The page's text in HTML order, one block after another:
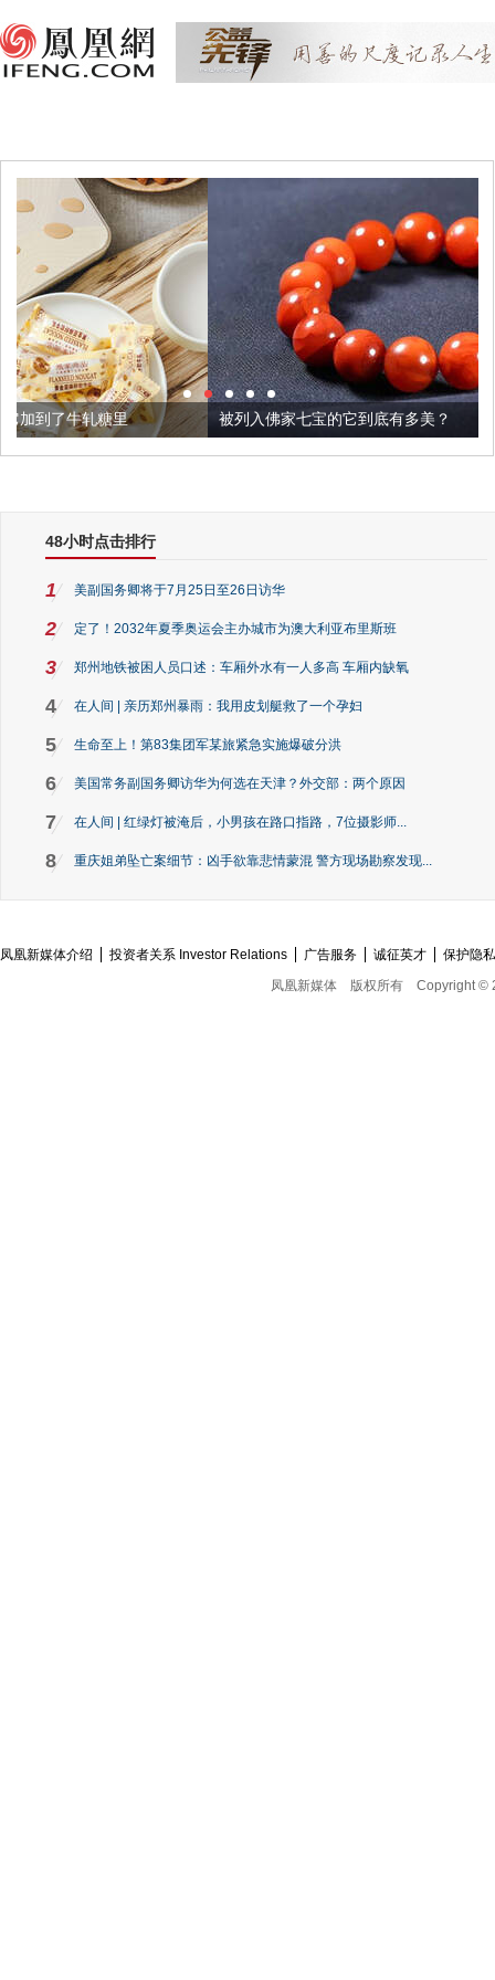
被列入佛家七宝的它到底有多美？
48小时点击排行
1 美副国务卿将于7月25日至26日访华
2 定了！2032年夏季奥运会主办城市为澳大利亚布里斯班
3 郑州地铁被困人员口述：车厢外水有一人多高 车厢内缺氧
4 在人间 | 亲历郑州暴雨：我用皮划艇救了一个孕妇
5 生命至上！第83集团军某旅紧急实施爆破分洪
6 美国常务副国务卿访华为何选在天津？外交部：两个原因
7 在人间 | 红绿灯被淹后，小男孩在路口指路，7位摄影师...
8 重庆姐弟坠亡案细节：凶手欲靠悲情蒙混 警方现场勘察发现...
凤凰新媒体介绍 投资者关系 Investor Relations 广告服务 诚征英才
保护隐
凤凰新媒体
版权所有 Copyright ©